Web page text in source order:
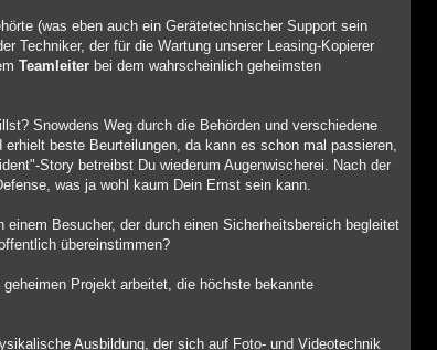
(was eben auch ein Gerätetechnischer Support sein
Techniker, der für die Wartung unserer Leasing-Kopierer
Teamleiter bei dem wahrscheinlich geheimsten
Snowdens Weg durch die Behörden und verschiedene
beste Beurteilungen, da kann es schon mal passieren,
Story betreibst Du wiederum Augenwischerei. Nach der
was ja wohl kaum Dein Ernst sein kann.
Besucher, der durch einen Sicherheitsbereich begleitet
übereinstimmen?
Projekt arbeitet, die höchste bekannte
Ausbildung, der sich auf Foto- und Videotechnik